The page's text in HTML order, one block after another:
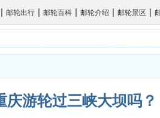
| 邮轮出行 | 邮轮百科 | 邮轮介绍 | 邮轮景区 |
庆游轮过三峡大坝吗